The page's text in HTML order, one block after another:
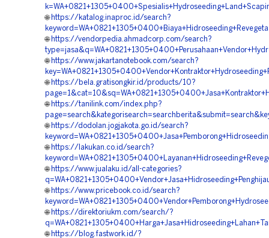
🌐 https://katalog.inaproc.id/search?
🌐 https://vendorpedia.ahmadcorp.com/search?
🌐 https://www.jakartanotebook.com/search?
🌐 https://bela.gratisongkir.id/products/10?
🌐 https://tanilink.com/index.php?
🌐 https://dodolan.jogjakota.go.id/search?
🌐 https://lakukan.co.id/search?
🌐 https://www.jualaku.id/all-categories?
🌐 https://www.pricebook.co.id/search?
🌐 https://direktoriukm.com/search/?
🌐 https://blog.fastwork.id/?